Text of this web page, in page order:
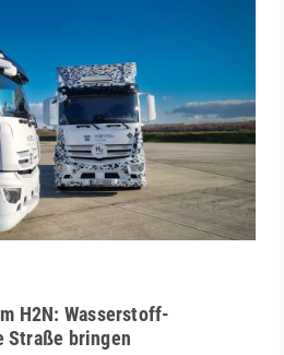
H2N: Wasserstoff-
Straße bringen